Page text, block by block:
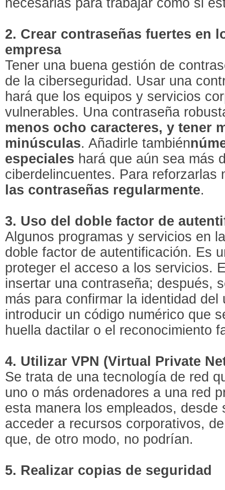
2. Crear contraseñas fuertes en
empresa
Tener una buena gestión de
de la ciberseguridad. Usar una
hará que los equipos y servicios
vulnerables. Una contraseña
menos ocho caracteres, y tener
minúsculas. Añadirle también
especiales hará que aún sea más
ciberdelincuentes. Para
las contraseñas regularmente.
3. Uso del doble factor de
Algunos programas y servicios en
doble factor de autentificación. Es
proteger el acceso a los servicios.
insertar una contraseña; después,
más para confirmar la identidad del
introducir un código numérico que
huella dactilar o el reconocimiento
4. Utilizar VPN (Virtual Private
Se trata de una tecnología de red
uno o más ordenadores a una red
esta manera los empleados, desde
acceder a recursos corporativos,
que, de otro modo, no podrían.
5. Realizar copias de seguridad